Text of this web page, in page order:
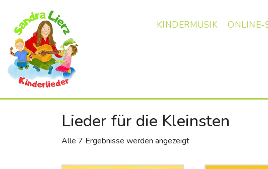
KINDERMUSIK ONLINE-
Lieder für die Kleinsten
Alle 7 Ergebnisse werden angezeigt